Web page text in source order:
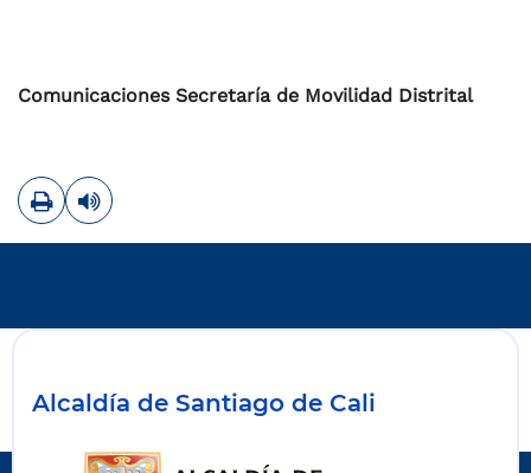
Comunicaciones Secretaría de Movilidad Distrital
ImprimirLeer contenido
Alcaldía de Santiago de Cali